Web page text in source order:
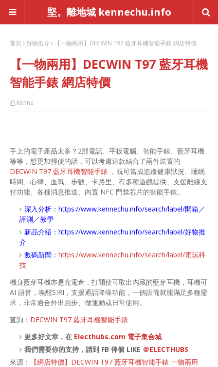
堅。離地城 kennechu.info
首頁 好物推介 【一物兩用】DECWIN T97 藍牙耳機智能手錶 網店特價
【一物兩用】DECWIN T97 藍牙耳機
智能手錶 網店特價
Kenne
手上的電子產品太多？2部電話、平板電腦、智能手錶、藍牙耳機
等等，想更加輕便的話，可以考慮這款結合了兩件裝置的
DECWIN T97 藍牙耳機智能手錶 ，既可當成追蹤健康狀況、睡眠
時間、心律、血氧、步數、卡路里、有多種遊戲提供、支援離線支
付功能、各種消息推送、內置 NFC 門禁芯片的智能手錶。
深入分析： https://www.kennechu.info/search/label/開箱／
評測／教學
新品介紹： https://www.kennechu.info/search/label/好物推
介
數碼新聞： https://www.kennechu.info/search/label/電玩科
技
機身藍芽耳機亦是充電倉，打開便可取出內藏的藍芽耳機，耳機可
AI 語音，喚醒SIRI，支援通話降噪功能，一個設備就能滿足多種需
求，非常適合外出跑步、做運動或日常使用。
查詢： DECWIN T97 藍牙耳機智能手錶
更多好文章，在 Electhubs.com 電子集合城
我們需要你的支持，請到 FB 俾個 LIKE ＠ELECTHUBS
來源：
【網店特價】DECWIN T97 藍牙耳機智能手錶 一物兩用